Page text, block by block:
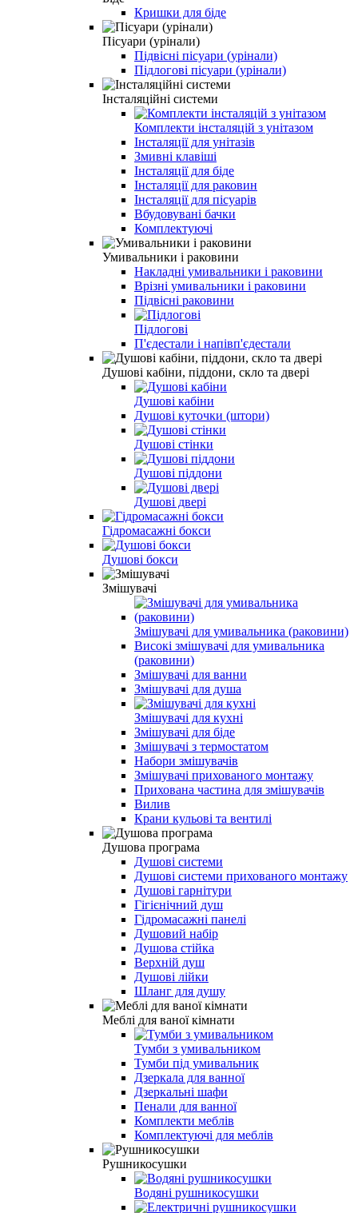
Кришки для біде
Пісуари (урінали)
Підвісні пісуари (урінали)
Підлогові пісуари (урінали)
Інсталяційні системи
Комплекти інсталяцій з унітазом
Інсталяції для унітазів
Змивні клавіші
Інсталяції для біде
Інсталяції для раковин
Інсталяції для пісуарів
Вбудовувані бачки
Комплектуючі
Умивальники і раковини
Накладні умивальники і раковини
Врізні умивальники і раковини
Підвісні раковини
Підлогові
П'єдестали і напівп'єдестали
Душові кабіни, піддони, скло та двері
Душові кабіни
Душові куточки (штори)
Душові стінки
Душові піддони
Душові двері
Гідромасажні бокси
Душові бокси
Змішувачі
Змішувачі для умивальника (раковини)
Високі змішувачі для умивальника
(раковини)
Змішувачі для ванни
Змішувачі для душа
Змішувачі для кухні
Змішувачі для біде
Змішувачі з термостатом
Набори змішувачів
Змішувачі прихованого монтажу
Прихована частина для змішувачів
Вилив
Крани кульові та вентилі
Душова програма
Душові системи
Душові системи прихованого монтажу
Душові гарнітури
Гігієнічний душ
Гідромасажні панелі
Душовий набір
Душова стійка
Верхній душ
Душові лійки
Шланг для душу
Меблі для ваної кімнати
Тумби з умивальником
Тумби під умивальник
Дзеркала для ванної
Дзеркальні шафи
Пенали для ванної
Комплекти меблів
Комплектуючі для меблів
Рушникосушки
Водяні рушникосушки